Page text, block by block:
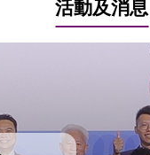
活動及消息